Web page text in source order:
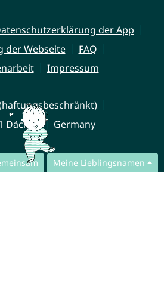
Meine Lieblingsnamen
der App
der Webseite
FAQ
Impressum
Dachau Germany